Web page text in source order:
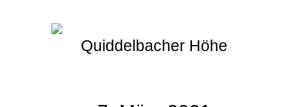
Quiddelbacher Höhe